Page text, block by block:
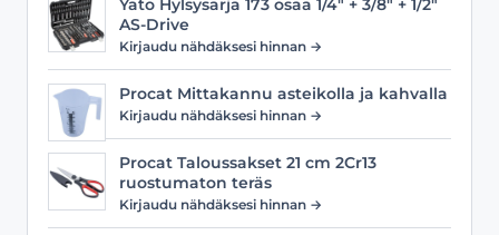
Yato Hylsysarja 173 osaa 1/4" + 3/8" + 1/2"
AS-Drive
Kirjaudu nähdäksesi hinnan →
Procat Mittakannu asteikolla ja kahvalla
Kirjaudu nähdäksesi hinnan →
Procat Taloussakset 21 cm 2Cr13
ruostumaton teräs
Kirjaudu nähdäksesi hinnan →